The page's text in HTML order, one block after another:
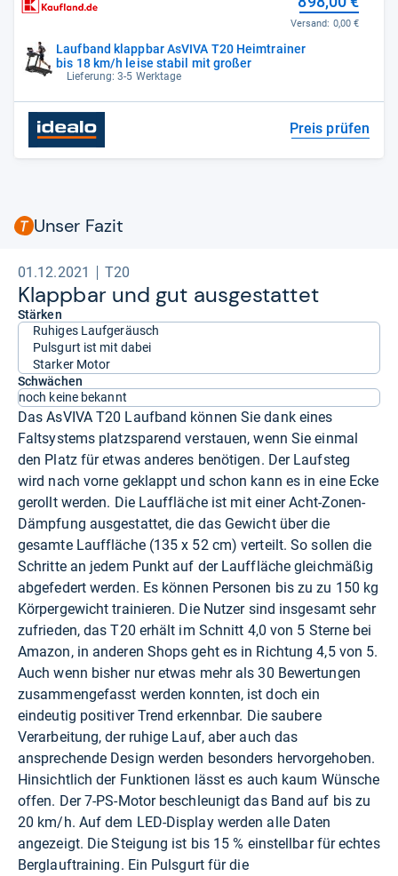
Laufband klappbar AsVIVA T20 Heimtrainer
bis 18 km/h leise stabil mit großer
Lieferung: 3-5 Werktage
Versand: 0,00 €
Preis prüfen
Unser Fazit
01.12.2021 T20
Klapp­bar und gut aus­ge­stat­tet
Stärken
Ruhiges Laufgeräusch
Pulsgurt ist mit dabei
Starker Motor
Schwächen
noch keine bekannt
Das AsVIVA T20 Laufband können Sie dank eines
Faltsystems platzsparend verstauen, wenn Sie einmal
den Platz für etwas anderes benötigen. Der Laufsteg
wird nach vorne geklappt und schon kann es in eine Ecke
gerollt werden. Die Lauffläche ist mit einer Acht-Zonen-
Dämpfung ausgestattet, die das Gewicht über die
gesamte Lauffläche (135 x 52 cm) verteilt. So sollen die
Schritte an jedem Punkt auf der Lauffläche gleichmäßig
abgefedert werden. Es können Personen bis zu zu 150 kg
Körpergewicht trainieren. Die Nutzer sind insgesamt sehr
zufrieden, das T20 erhält im Schnitt 4,0 von 5 Sterne bei
Amazon, in anderen Shops geht es in Richtung 4,5 von 5.
Auch wenn bisher nur etwas mehr als 30 Bewertungen
zusammengefasst werden konnten, ist doch ein
eindeutig positiver Trend erkennbar. Die saubere
Verarbeitung, der ruhige Lauf, aber auch das
ansprechende Design werden besonders hervorgehoben.
Hinsichtlich der Funktionen lässt es auch kaum Wünsche
offen. Der 7-PS-Motor beschleunigt das Band auf bis zu
20 km/h. Auf dem LED-Display werden alle Daten
angezeigt. Die Steigung ist bis 15 % einstellbar für echtes
Berglauftraining. Ein Pulsgurt für die